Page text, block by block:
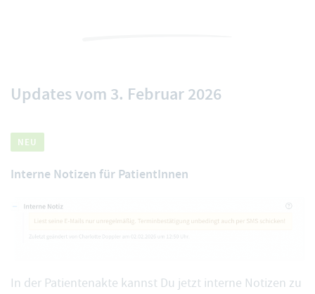
Updates vom 3. Februar 2026
NEU
Interne Notizen für PatientInnen
In der Patientenakte kannst Du jetzt interne Notizen zu